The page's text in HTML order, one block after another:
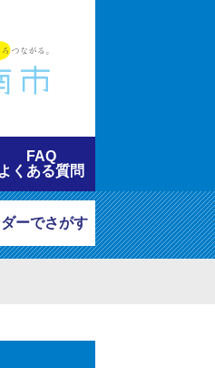
FAQ
よくある質問
ーでさがす